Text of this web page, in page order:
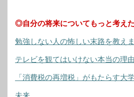
◎自分の将来についてもっと考え
勉強しない人の怖しい末路を教え
テレビを観てはいけない本当の理由
「消費税の再増税」がもたらす大
未来